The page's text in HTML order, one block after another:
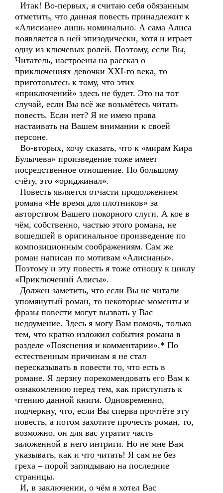
Итак! Во-первых, я считаю себя обязанным
отметить, что данная повесть принадлежит к
«Алисиане» лишь номинально. А сама Алиса
появляется в ней эпизодически, хотя и играет
одну из ключевых ролей. Поэтому, если Вы,
Читатель, настроены на рассказ о
приключениях девочки XXI-го века, то
приготовьтесь к тому, что этих
«приключений» здесь не будет. Это на тот
случай, если Вы всё же возьмётесь читать
повесть. Если нет? Я не имею права
настаивать на Вашем внимании к своей
персоне.
Во-вторых, хочу сказать, что к «мирам Кира
Булычева» произведение тоже имеет
посредственное отношение. По большому
счёту, это «ориджинал».
Повесть является отчасти продолжением
романа «Не время для плотников» за
авторством Вашего покорного слуги. А кое в
чём, собственно, частью этого романа, не
вошедшей в оригинальное произведение по
композиционным соображениям. Сам же
роман написан по мотивам «Алисианы».
Поэтому и эту повесть я тоже отношу к циклу
«Приключений Алисы».
Должен заметить, что если Вы не читали
упомянутый роман, то некоторые моменты и
фразы повести могут вызвать у Вас
недоумение. Здесь я могу Вам помочь, только
тем, что кратко изложил события романа в
разделе «Пояснения и комментарии».* По
естественным причинам я не стал
пересказывать в повести то, что есть в
романе. Я дерзну порекомендовать его Вам к
ознакомлению перед тем, как приступать к
чтению данной книги. Одновременно,
подчеркну, что, если Вы сперва прочтёте эту
повесть, а потом захотите прочесть роман, то,
возможно, он для вас утратит часть
заложенной в него интриги. Но не мне Вам
указывать, как и что читать! Я сам не без
греха – порой заглядываю на последние
страницы.
И, в заключении, о чём я хотел Вас